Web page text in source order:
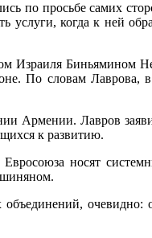
по просьбе самих
услуги, когда к ней
Израиля Биньямином
По словам Лаврова, в
Лавров заявил,
к развитию.
носят